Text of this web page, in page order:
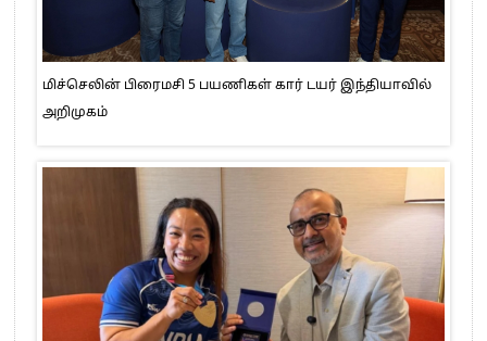
மிச்செலின் பிரைமசி 5 பயணிகள் கார் டயர் இந்தியாவில்
அறிமுகம்